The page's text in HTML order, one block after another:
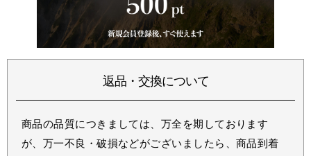
返品・交換について
商品の品質につきましては、万全を期しております
が、万一不良・破損などがございましたら、商品到着